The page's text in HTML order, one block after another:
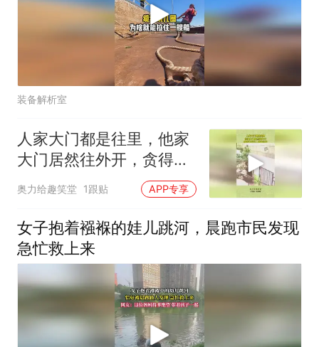
装备解析室
人家大门都是往里，他家
大门居然往外开，贪得无
厌的人咎由自取
奥力给趣笑堂 1跟贴 APP专享
女子抱着襁褓的娃儿跳河，晨跑市民发现
急忙救上来